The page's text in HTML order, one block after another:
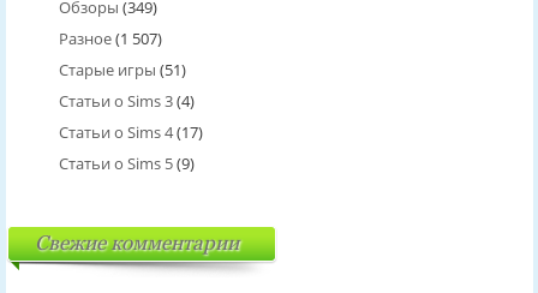
Обзоры (349)
Разное(1 507)
Старые игры (51)
Статьи о Sims 3(4)
Статьи о Sims 4(17)
Статьи о Sims 5(9)
Свежие комментарии